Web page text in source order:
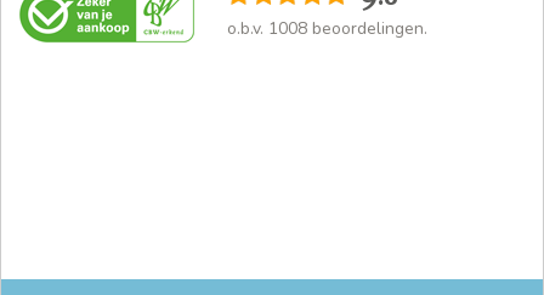
o.b.v. 1008 beoordelingen.